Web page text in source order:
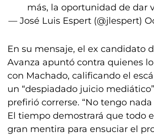
más, la oportunidad de dar
— José Luis Espert (@jlespert)
En su mensaje, el ex candidato
Avanza apuntó contra quienes
con Machado, calificando el
un “despiadado juicio
prefirió correrse. “No tengo
El tiempo demostrará que todo
gran mentira para ensuciar el